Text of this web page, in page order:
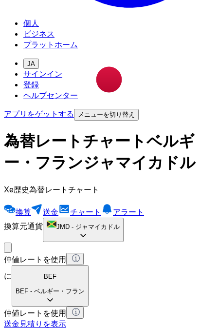
個人
ビジネス
プラットホーム
JA
サインイン
登録
ヘルプセンター
アプリをゲットする
メニューを切り替え
為替レートチャートベルギ
ー・フランジャマイカドル
Xe歴史為替レートチャート
換算 送金 チャート
アラート
換算元通貨
JMD - ジャマイカドル
仲値レートを使用
に
BEF
BEF - ベルギー・フラン
仲値レートを使用
送金見積りを表示